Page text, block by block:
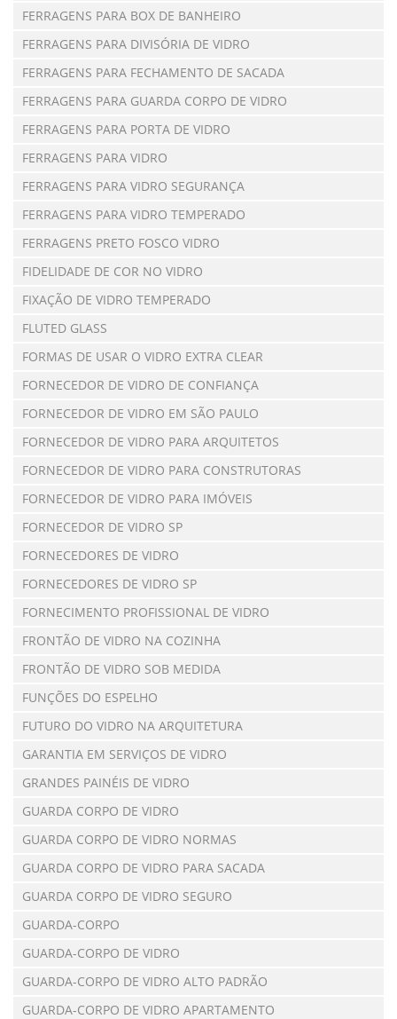
FERRAGENS PARA BOX DE BANHEIRO
FERRAGENS PARA DIVISÓRIA DE VIDRO
FERRAGENS PARA FECHAMENTO DE SACADA
FERRAGENS PARA GUARDA CORPO DE VIDRO
FERRAGENS PARA PORTA DE VIDRO
FERRAGENS PARA VIDRO
FERRAGENS PARA VIDRO SEGURANÇA
FERRAGENS PARA VIDRO TEMPERADO
FERRAGENS PRETO FOSCO VIDRO
FIDELIDADE DE COR NO VIDRO
FIXAÇÃO DE VIDRO TEMPERADO
FLUTED GLASS
FORMAS DE USAR O VIDRO EXTRA CLEAR
FORNECEDOR DE VIDRO DE CONFIANÇA
FORNECEDOR DE VIDRO EM SÃO PAULO
FORNECEDOR DE VIDRO PARA ARQUITETOS
FORNECEDOR DE VIDRO PARA CONSTRUTORAS
FORNECEDOR DE VIDRO PARA IMÓVEIS
FORNECEDOR DE VIDRO SP
FORNECEDORES DE VIDRO
FORNECEDORES DE VIDRO SP
FORNECIMENTO PROFISSIONAL DE VIDRO
FRONTÃO DE VIDRO NA COZINHA
FRONTÃO DE VIDRO SOB MEDIDA
FUNÇÕES DO ESPELHO
FUTURO DO VIDRO NA ARQUITETURA
GARANTIA EM SERVIÇOS DE VIDRO
GRANDES PAINÉIS DE VIDRO
GUARDA CORPO DE VIDRO
GUARDA CORPO DE VIDRO NORMAS
GUARDA CORPO DE VIDRO PARA SACADA
GUARDA CORPO DE VIDRO SEGURO
GUARDA-CORPO
GUARDA-CORPO DE VIDRO
GUARDA-CORPO DE VIDRO ALTO PADRÃO
GUARDA-CORPO DE VIDRO APARTAMENTO